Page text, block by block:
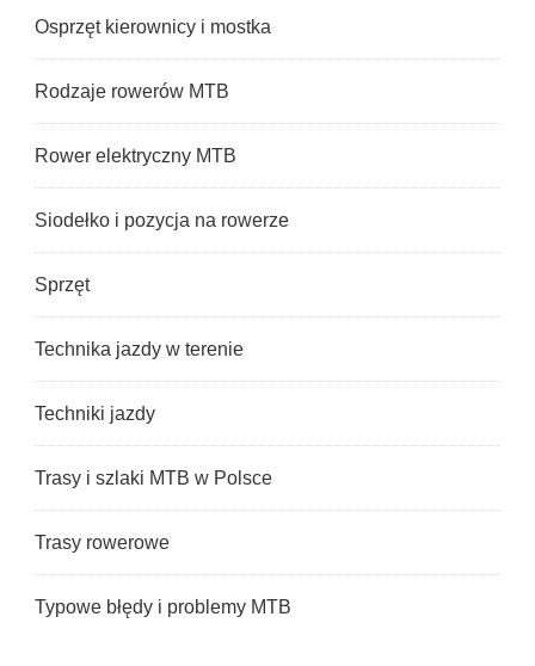
Osprzęt kierownicy i mostka
Rodzaje rowerów MTB
Rower elektryczny MTB
Siodełko i pozycja na rowerze
Sprzęt
Technika jazdy w terenie
Techniki jazdy
Trasy i szlaki MTB w Polsce
Trasy rowerowe
Typowe błędy i problemy MTB